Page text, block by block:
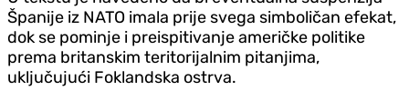
Španije iz NATO imala prije svega simboličan efekat,
dok se pominje i preispitivanje američke politike
prema britanskim teritorijalnim pitanjima,
uključujući Foklandska ostrva.